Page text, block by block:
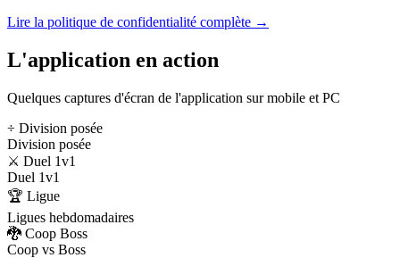
Lire la politique de confidentialité complète →
L'application en action
Quelques captures d'écran de l'application sur mobile et PC
÷ Division posée
Division posée
⚔️ Duel 1v1
Duel 1v1
🏆 Ligue
Ligues hebdomadaires
🐉 Coop Boss
Coop vs Boss